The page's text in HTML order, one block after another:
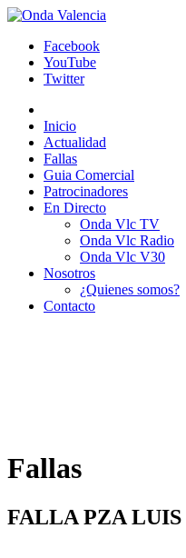
Facebook
YouTube
Twitter
Inicio
Actualidad
Fallas
Guia Comercial
Patrocinadores
En Directo
Onda Vlc TV
Onda Vlc Radio
Onda Vlc V30
Nosotros
¿Quienes somos?
Contacto
Fallas
FALLA PZA LUIS